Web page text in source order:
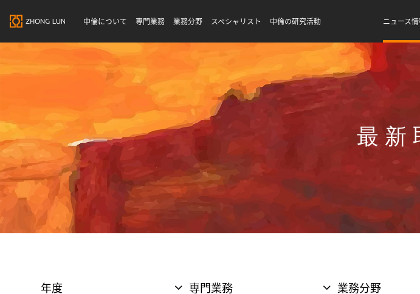
中倫について 専門業務 業務分野 スペシャリスト 中倫の研究活動 ニュース情
最新
年度 専門業務 業務分野